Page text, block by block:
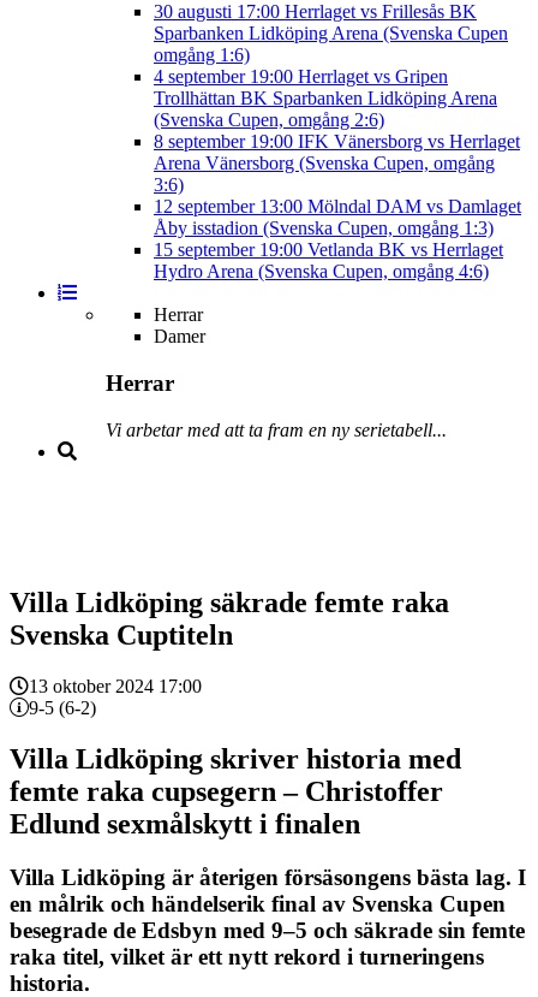
30 augusti 17:00 Herrlaget vs Frillesås BK
Sparbanken Lidköping Arena (Svenska Cupen
omgång 1:6)
4 september 19:00 Herrlaget vs Gripen
Trollhättan BK Sparbanken Lidköping Arena
(Svenska Cupen, omgång 2:6)
8 september 19:00 IFK Vänersborg vs Herrlaget
Arena Vänersborg (Svenska Cupen, omgång
3:6)
12 september 13:00 Mölndal DAM vs Damlaget
Åby isstadion (Svenska Cupen, omgång 1:3)
15 september 19:00 Vetlanda BK vs Herrlaget
Hydro Arena (Svenska Cupen, omgång 4:6)
Herrar
Damer
Herrar
Vi arbetar med att ta fram en ny serietabell...
Villa Lidköping säkrade femte raka
Svenska Cuptiteln
13 oktober 2024 17:00
9-5 (6-2)
Villa Lidköping skriver historia med
femte raka cupsegern – Christoffer
Edlund sexmålskytt i finalen
Villa Lidköping är återigen försäsongens bästa lag. I
en målrik och händelserik final av Svenska Cupen
besegrade de Edsbyn med 9–5 och säkrade sin femte
raka titel, vilket är ett nytt rekord i turneringens
historia.